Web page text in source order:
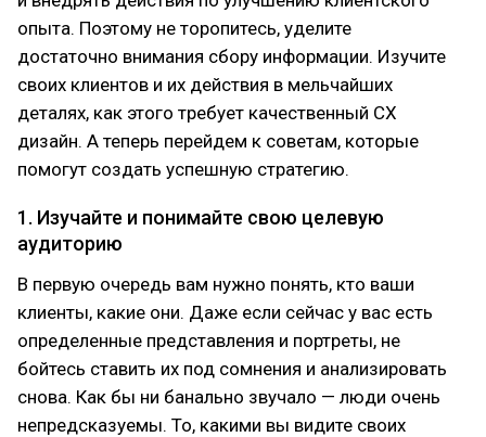
опыта. Поэтому не торопитесь, уделите
достаточно внимания сбору информации. Изучите
своих клиентов и их действия в мельчайших
деталях, как этого требует качественный CX
дизайн. А теперь перейдем к советам, которые
помогут создать успешную стратегию.
1. Изучайте и понимайте свою целевую
аудиторию
В первую очередь вам нужно понять, кто ваши
клиенты, какие они. Даже если сейчас у вас есть
определенные представления и портреты, не
бойтесь ставить их под сомнения и анализировать
снова. Как бы ни банально звучало — люди очень
непредсказуемы. То, какими вы видите своих